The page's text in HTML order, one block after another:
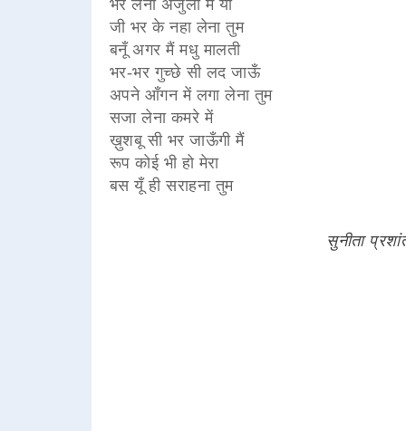
भर लेना अंजुली में या
जी भर के नहा लेना तुम
बनूँ अगर मैं मधु मालती
भर-भर गुच्छे सी लद जाऊँ
अपने आँगन में लगा लेना तुम
सजा लेना कमरे में
ख़ुशबू सी भर जाऊँगी मैं
रूप कोई भी हो मेरा
बस यूँ ही सराहना तुम
सुनीता